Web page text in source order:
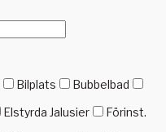
Bilplats
Bubbelbad
Elstyrda Jalusier
Förinst.